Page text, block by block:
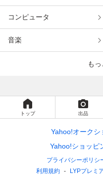
コンピュータ
音楽
も
トップ 出品
Yahoo!オークシ
Yahoo!ショッピ
プライバシーポリシ
利用規約
LYPプレミ